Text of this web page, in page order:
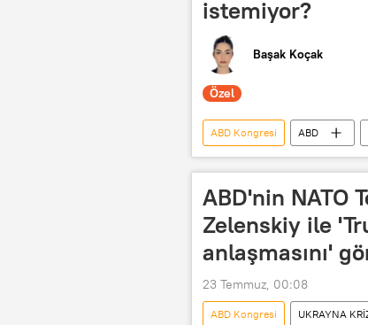
istemiyor?
Başak Koçak
Özel
ABD Kongresi ABD
F-35
Türkiye
ABD'nin NATO
Zelenskiy ile
anlaşmasını'
23 Temmuz, 00:08
ABD Kongresi UKRAYNA